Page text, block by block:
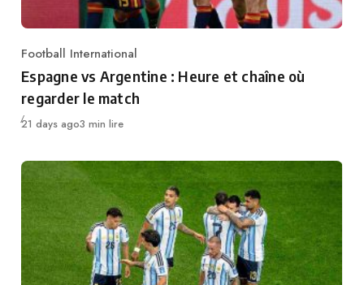
Category
Football International
Espagne vs Argentine : Heure et chaîne où
regarder le match
Publié
21 days ago3 min lire